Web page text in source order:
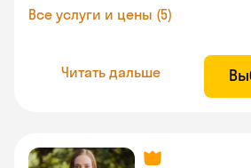
Все услуги и цены (5)
Читать дальше